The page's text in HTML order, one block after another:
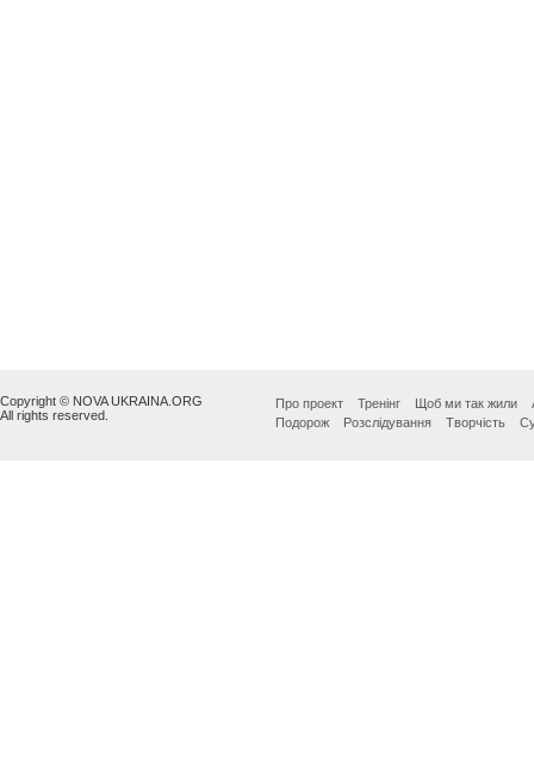
Copyright © NOVA UKRAINA.ORG
All rights reserved.
Про проект Тренінг Щоб ми так жили
Подорож
Розслідування Творчість